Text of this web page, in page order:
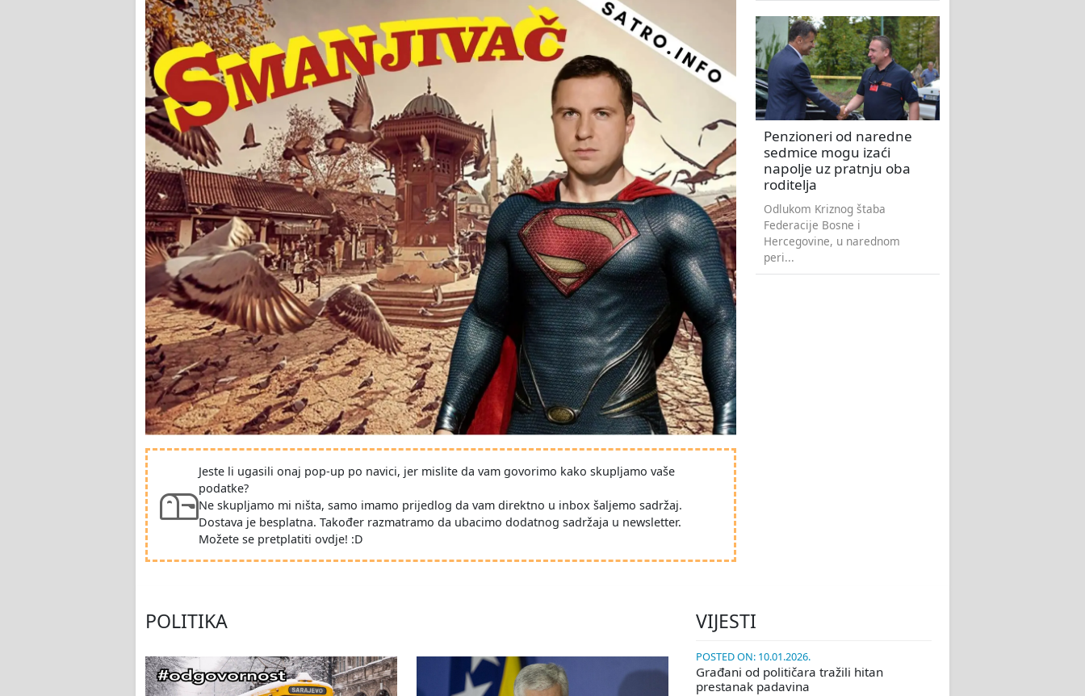
Jeste li ugasili onaj pop-up po navici, jer mislite da vam govorimo kako skupljamo vaše
podatke?
Ne skupljamo mi ništa, samo imamo prijedlog da vam direktno u inbox šaljemo sadržaj.
Dostava je besplatna. Također razmatramo da ubacimo dodatnog sadržaja u newsletter.
Možete se pretplatiti ovdje! :D
Penzioneri od naredne
sedmice mogu izaći
napolje uz pratnju oba
roditelja
Odlukom Kriznog štaba
Federacije Bosne i
Hercegovine, u narednom
peri...
POLITIKA VIJESTI
POSTED ON: 10.01.2026.
Građani od političara tražili hitan
prestanak padavina